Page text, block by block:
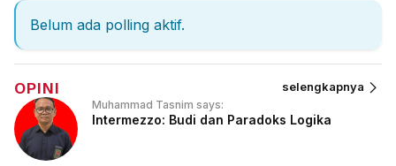
Belum ada polling aktif.
OPINI selengkapnya
Muhammad Tasnim says:
Intermezzo: Budi dan Paradoks Logika